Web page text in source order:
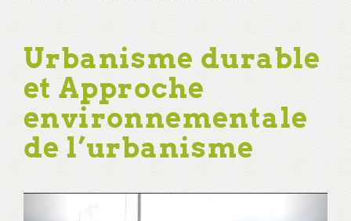
Urbanisme durable
et Approche
environnementale
de l’urbanisme